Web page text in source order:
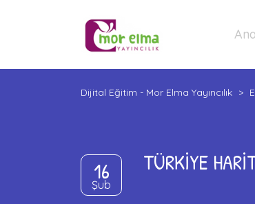
Dijital Eğitim - Mor Elma Yayıncılık >
16
Şub
TÜRKİYE